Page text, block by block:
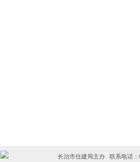
长治市住建局主办 联系电话：